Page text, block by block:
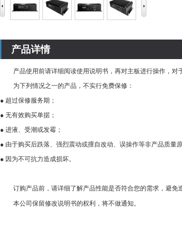
产品详情
产品使用前请详细阅读使用说明书，再对主板进行操作， 对
为下列情况之一的产品，不实行免费保修：
● 超过保修服务期；
● 无有效购买单据；
● 进液、受潮或发霉；
● 由于购买后跌落、强烈震动或擅自改动、误操作等非产品质量
● 因为不可抗力造成损坏。
订购产品前，请详细了解产品性能是否符合您的需求 ，避免
本公司保留修改说明书的权利，将不做通知。